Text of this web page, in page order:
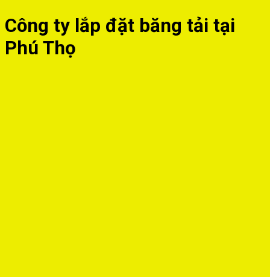
Công ty lắp đặt băng tải tại
Phú Thọ